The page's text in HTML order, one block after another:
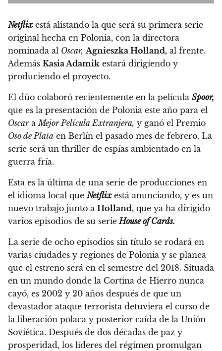
Netflixestá alistando la que será su primera serie
original hecha en Polonia, con la directora
nominada al Oscar, Agnieszka Holland, al frente.
Además Kasia Adamik estará dirigiendo y
produciendo el proyecto.
El dúo colaboró ​​recientemente en la película Spoor,
que es la presentación de Polonia este año para el
OscaraMejor Película Extranjera, y ganó el Premio
Oso de Plata en Berlín el pasado mes de febrero. La
serie será un thriller de espías ambientado en la
guerra fría.
Esta es la última de una serie de producciones en
el idioma local queNetflixestá anunciando, y es un
nuevo trabajo junto a Holland, que ya ha dirigido
varios episodios de su serieHouse of Cards.
La serie de ocho episodios sin título se rodará en
varias ciudades y regiones de Polonia y se planea
que el estreno será en el semestre del 2018. Situada
en un mundo donde la Cortina de Hierro nunca
cayó, es 2002 y 20 años después de que un
devastador ataque terrorista detuviera el curso de
la liberación polaca y posterior caída de la Unión
Soviética. Después de dos décadas de paz y
prosperidad, los líderes del régimen promulgan